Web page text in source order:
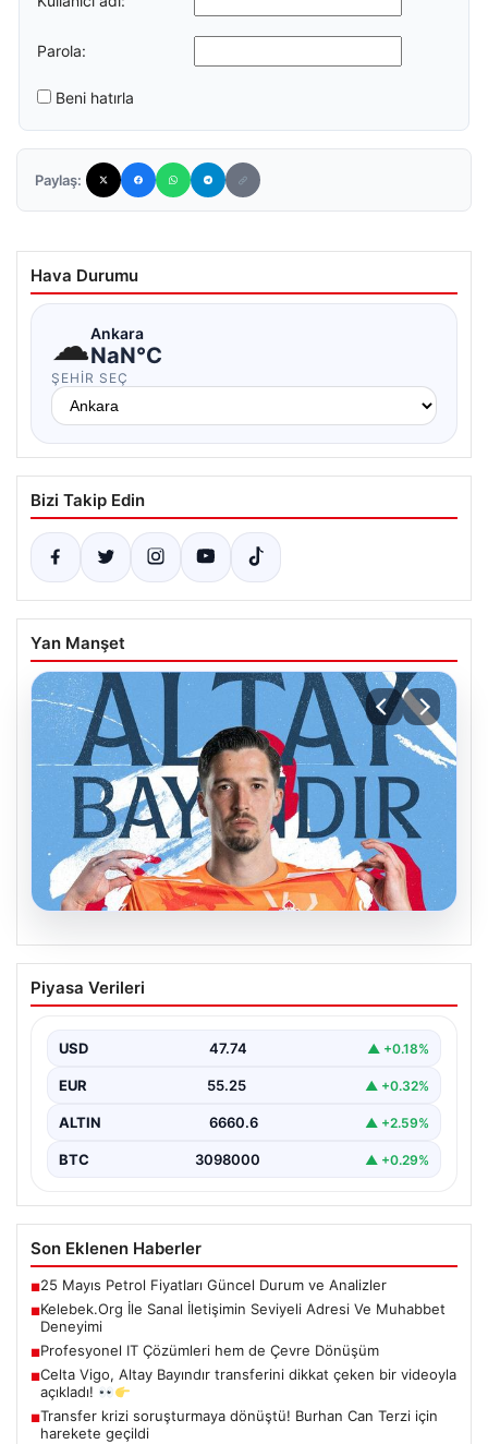
Parola:
Beni hatırla
Paylaş:
Hava Durumu
☁Ankara
NaN°C
ŞEHIR SEÇ
Bizi Takip Edin
Yan Manşet
07.08.2026
Celta Vigo, Altay Bayındır transferini
dikkat çeken bir videoyla açıkladı!
Piyasa Verileri
USD 47.74 ▲ +0.18%
EUR 55.25 ▲ +0.32%
ALTIN 6660.6 ▲ +2.59%
BTC 3098000 ▲ +0.29%
Son Eklenen Haberler
■25 Mayıs Petrol Fiyatları Güncel Durum ve Analizler
■Kelebek.Org İle Sanal İletişimin Seviyeli Adresi Ve Muhabbet
Deneyimi
■Profesyonel IT Çözümleri hem de Çevre Dönüşüm
■Celta Vigo, Altay Bayındır transferini dikkat çeken bir videoyla
açıkladı!
■Transfer krizi soruşturmaya dönüştü! Burhan Can Terzi için
harekete geçildi